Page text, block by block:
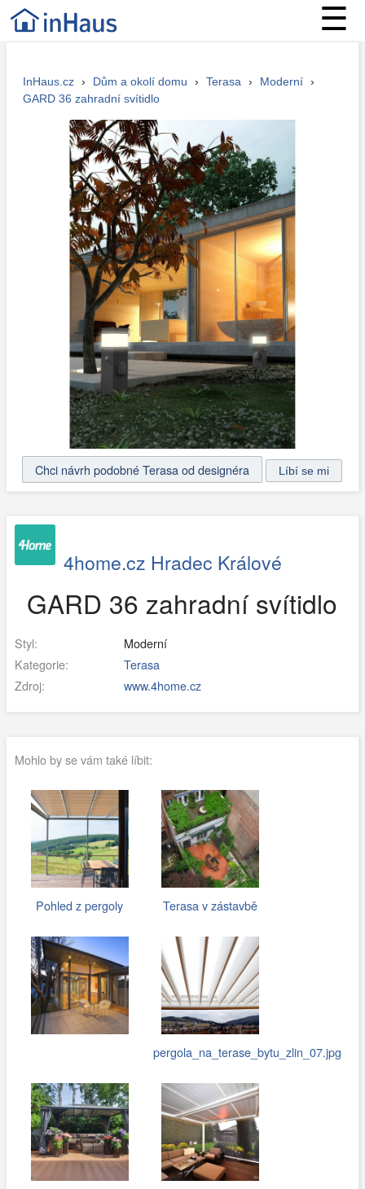
☰
InHaus.cz › Dům a okolí domu › Terasa › Moderní ›
GARD 36 zahradní svítidlo
Chci návrh podobné Terasa od designéra
4home.cz Hradec Králové
GARD 36 zahradní svítidlo
Styl:
Moderní
Kategorie:
Terasa
Zdroj:
www.4home.cz
Mohlo by se vám také líbit:
Pohled z pergoly Terasa v zástavbě
pergola_na_terase_bytu_zlin_07.jpg